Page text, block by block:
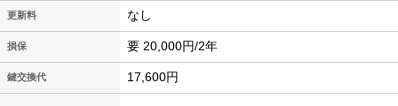
更新料 なし
損保 要 20,000円/2年
鍵交換代 17,600円